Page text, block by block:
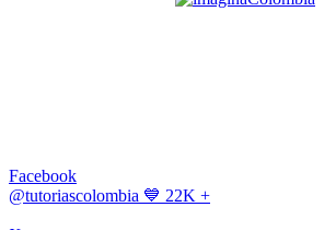
Facebook
@tutoriascolombia 💙 22K +